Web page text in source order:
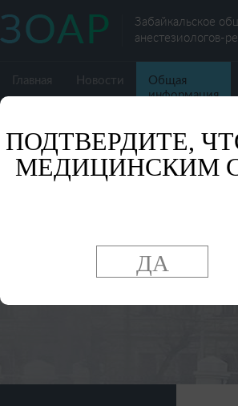
Забайкальское
анестезиологов-
Главная Новости
Общая
информация
ПОДТВЕРДИТЕ,
МЕДИЦИНСКИМ
ДА